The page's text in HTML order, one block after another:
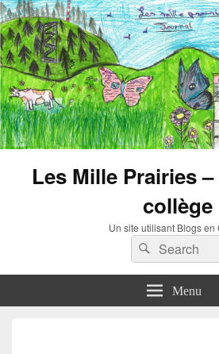
Les Mille Prairies
collège
Un site utilisant Blogs en
Search
for:
Search
Menu